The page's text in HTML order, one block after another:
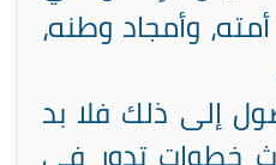
وأمجاد وطنه،
إلى ذلك فلا بد